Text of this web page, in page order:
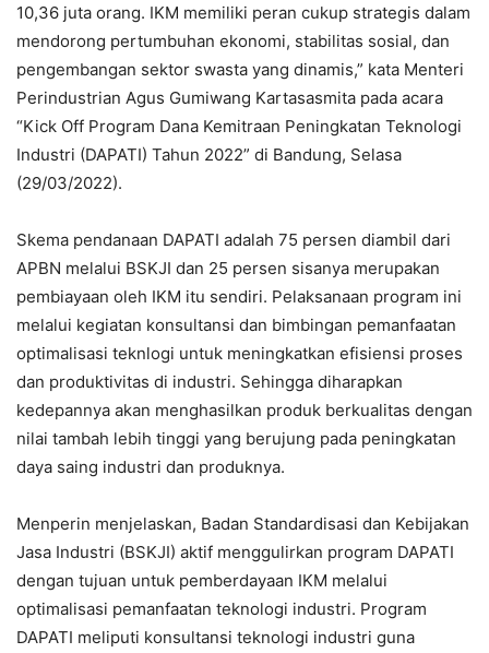
10,36 juta orang. IKM memiliki peran cukup strategis dalam
mendorong pertumbuhan ekonomi, stabilitas sosial, dan
pengembangan sektor swasta yang dinamis,” kata Menteri
Perindustrian Agus Gumiwang Kartasasmita pada acara
“Kick Off Program Dana Kemitraan Peningkatan Teknologi
Industri (DAPATI) Tahun 2022” di Bandung, Selasa
(29/03/2022).
Skema pendanaan DAPATI adalah 75 persen diambil dari
APBN melalui BSKJI dan 25 persen sisanya merupakan
pembiayaan oleh IKM itu sendiri. Pelaksanaan program ini
melalui kegiatan konsultansi dan bimbingan pemanfaatan
optimalisasi teknlogi untuk meningkatkan efisiensi proses
dan produktivitas di industri. Sehingga diharapkan
kedepannya akan menghasilkan produk berkualitas dengan
nilai tambah lebih tinggi yang berujung pada peningkatan
daya saing industri dan produknya.
Menperin menjelaskan, Badan Standardisasi dan Kebijakan
Jasa Industri (BSKJI) aktif menggulirkan program DAPATI
dengan tujuan untuk pemberdayaan IKM melalui
optimalisasi pemanfaatan teknologi industri. Program
DAPATI meliputi konsultansi teknologi industri guna